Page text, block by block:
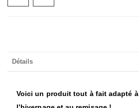
Détails
Voici un produit tout à fait adapté à